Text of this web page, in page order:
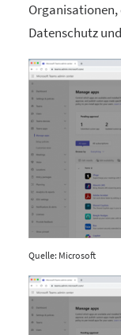
Organisationen,
Datenschutz
Quelle: Microsoft